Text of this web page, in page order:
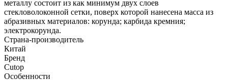
металлу состоит из как минимум двух слоев
стекловолоконной сетки, поверх которой нанесена масса из
абразивных материалов: корунда; карбида кремния;
электрокорунда.
Страна-производитель
Китай
Бренд
Cutop
Особенности